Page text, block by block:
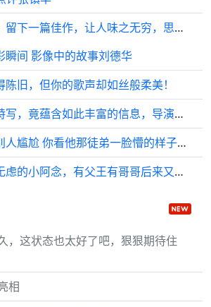
徐志摩夜游西湖，留下一篇佳作，让人味之无穷，思之无限
瞬间 影像中的故事刘德华
旧，但你的歌声却如丝般柔美！
仅仅一个头饰的特写，竟蕴含如此丰富的信息，导演的功力真不简单！
有一种尴尬叫替别人尴尬 你看他那徒弟一脸懵的样子，还得到真传啦
第一季集最无忧无虑的小阿念，有父王有哥哥后来又有姐姐宠爱的小阿念…
，这状态也太好了吧，狠狠期待住
相